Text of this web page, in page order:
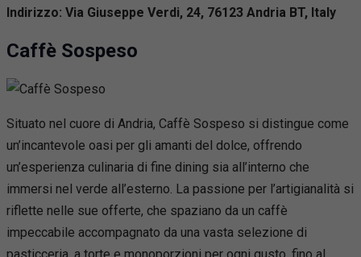
Indirizzo: Via Giuseppe Verdi, 24, 76123 Andria BT, Italy
Caffè Sospeso
Situato nel cuore di Andria, Caffè Sospeso si distingue come
un’incantevole oasi per gli amanti del dolce, offrendo
un’esperienza culinaria di fine dining sia all’interno che
immersi nel verde all’esterno. La passione per l’artigianalità si
riflette nelle sue offerte, che spaziano da un caffè
impeccabile accompagnato da una vasta selezione di